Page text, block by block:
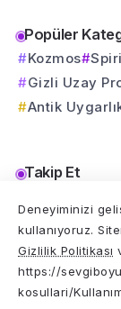
Popüler
Kozmos
Gizli Uzay
Antik
Takip Et
© 2025
Deneyiminizi
kullanıyoruz.
Gizlilik Politikası
https://
kosullari/